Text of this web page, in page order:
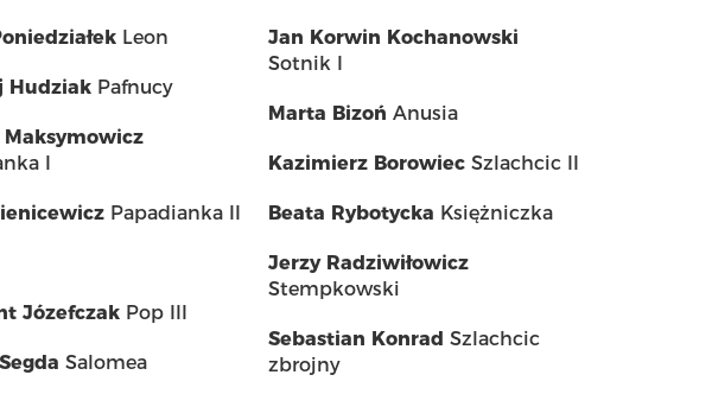
Leon
Hudziak Pafnucy
Maksymowicz
I
Papadianka II
Józefczak Pop III
Salomea
Jan Korwin Kochanowski
Sotnik I
Marta Bizoń Anusia
Kazimierz Borowiec Szlachcic II
Beata Rybotycka Księżniczka
Jerzy Radziwiłowicz
Stempkowski
Sebastian Konrad Szlachcic
zbrojny